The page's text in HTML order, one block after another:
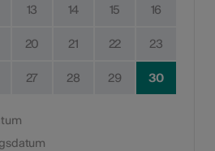
13 14 15 16
20 21 22 23
27 28 29 30